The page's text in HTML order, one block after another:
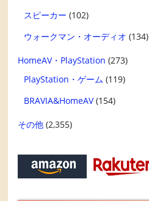
スピーカー (102)
ウォークマン・オーディオ (134)
HomeAV・PlayStation (273)
PlayStation・ゲーム (119)
BRAVIA&HomeAV(154)
その他 (2,355)